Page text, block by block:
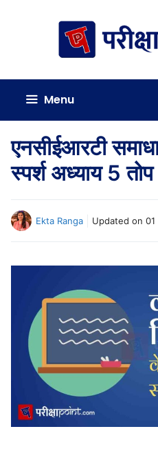
Menu
एनसीईआरटी
स्पर्श अध्याय 5 तोप
Ekta Ranga Updated on